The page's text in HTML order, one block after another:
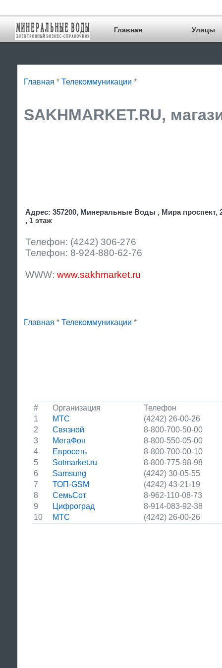
Главная Улицы
Главная * Телекоммуникации *
SAKHMARKET.RU,
Адрес: 357200, Минеральные Воды , Мира проспект,
, 1 этаж
Телефон: (4242) 306-276
Телефон: 8-924-880-62-76
WWW: www.sakhmarket.ru
Главная * Телекоммуникации *
# Организация
Телефон
1
МТС
(4242) 26-00-26
2
Связной
8-800-700-50-00
3
МегаФон
8-800-550-05-00
4
Евросеть
8-800-700-00-10
5
Sotmarket.ru
8-800-775-98-98
6
Samsung
(4242) 30-05-55
7
ТОП-GSM
(4242) 43-21-19
8
СемьСот
8-962-110-08-73
9
Цифроград
8-914-083-92-38
10
МТС (4242) 26-00-26